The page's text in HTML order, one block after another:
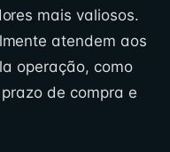
mais valiosos.
atendem aos
operação, como
de compra e